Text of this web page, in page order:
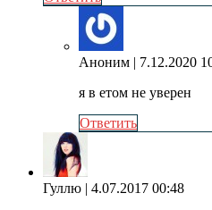
Аноним | 7.12.2020
я в етом не уверен
Ответить
Гуллю | 4.07.2017 00:48